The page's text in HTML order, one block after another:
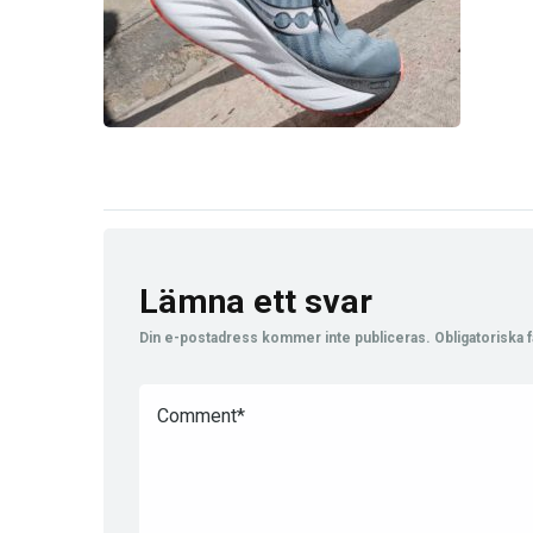
Lämna ett svar
Din e-postadress kommer inte publiceras. Obligatoriska